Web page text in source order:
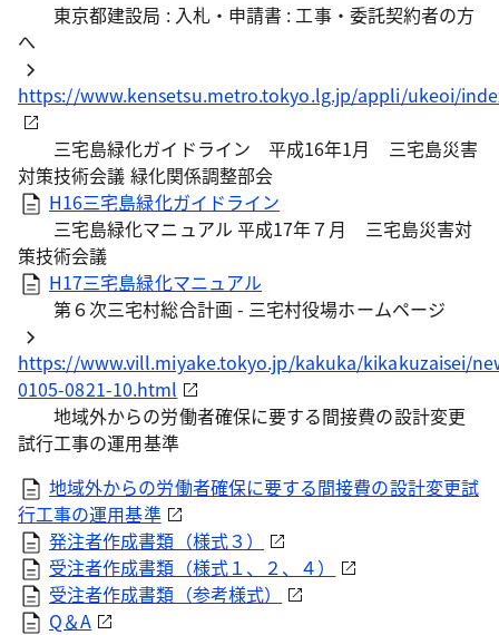
東京都建設局 : 入札・申請書 : 工事・委託契約者の方
へ
https://www.kensetsu.metro.tokyo.lg.jp/appli/ukeoi/
三宅島緑化ガイドライン 平成16年1月 三宅島災害
対策技術会議 緑化関係調整部会
H16三宅島緑化ガイドライン
三宅島緑化マニュアル 平成17年７月 三宅島災害対
策技術会議
H17三宅島緑化マニュアル
第６次三宅村総合計画 - 三宅村役場ホームページ
https://www.vill.miyake.tokyo.jp/kakuka/kikakuzaisei/
0105-0821-10.html
地域外からの労働者確保に要する間接費の設計変更
試行工事の運用基準
地域外からの労働者確保に要する間接費の設計変更試
行工事の運用基準
発注者作成書類（様式３）
受注者作成書類（様式１、２、４）
受注者作成書類（参考様式）
Q＆A